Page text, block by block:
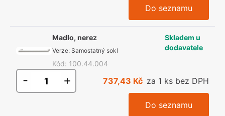
Do seznamu
Madlo, nerez
Verze: Samostatný sokl
Kód: 100.44.004
Skladem u
dodavatele
- + 737,43 Kč za 1 ks bez DPH
Do seznamu